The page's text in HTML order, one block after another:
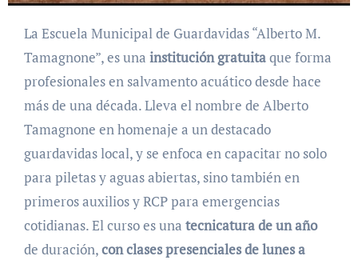
La Escuela Municipal de Guardavidas “Alberto M.
Tamagnone”, es una institución gratuitaque forma
profesionales en salvamento acuático desde hace
más de una década. Lleva el nombre de Alberto
Tamagnone en homenaje a un destacado
guardavidas local, y se enfoca en capacitar no solo
para piletas y aguas abiertas, sino también en
primeros auxilios y RCP para emergencias
cotidianas. El curso es una tecnicatura de un año
de duración,con clases presenciales de lunes a